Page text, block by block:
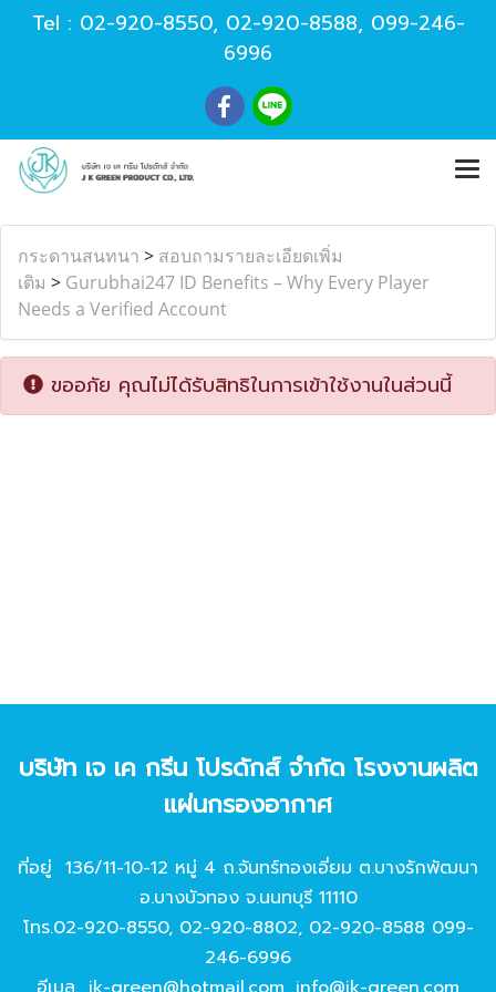
Tel : 02-920-8550, 02-920-8588, 099-246-
6996
กระดานสนทนา > สอบถามรายละเอียดเพิ่ม
เติม > Gurubhai247 ID Benefits – Why Every Player
Needs a Verified Account
ขออภัย คุณไม่ได้รับสิทธิในการเข้าใช้งานในส่วนนี้
บริษัท เจ เค กรีน โปรดักส์ จํากัด โรงงานผลิต
แผ่นกรองอากาศ
ที่อยู่ 136/11-10-12 หมู่ 4 ถ.จันทร์ทองเอี่ยม ต.บางรักพัฒนา
อ.บางบัวทอง จ.นนทบุรี 11110
โทร.02-920-8550, 02-920-8802, 02-920-8588 099-
246-6996